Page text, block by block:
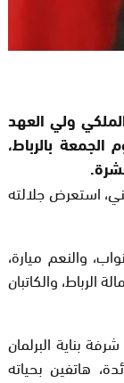
ولي العهد
بالرباط،
استعرض جلالته
والنعم ميارة،
والكاتبان
بناية البرلمان
هاتفين بحياته